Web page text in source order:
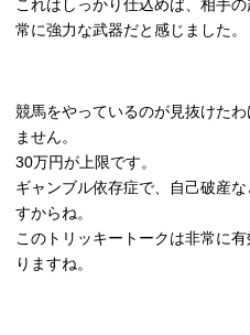
これはしっかり仕込めば、相手
常に強力な武器だと感じました。
競馬をやっているのが見抜けた
ません。
30万円が上限です。
ギャンブル依存症で、自己破産
すからね。
このトリッキートークは非常に
りますね。